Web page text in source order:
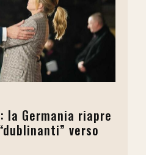
Germania riapre
verso